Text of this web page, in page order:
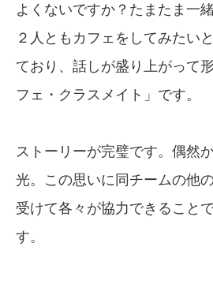
よくないですか？たまたま一
２人ともカフェをしてみたい
ており、話しが盛り上がって
フェ・クラスメイト」です。
ストーリーが完璧です。偶然
光。この思いに同チームの他
受けて各々が協力できること
す。